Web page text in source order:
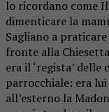
lo ricordano come
dimenticare la
Sagliano a
fronte alla
era il ‘regista’
parrocchiale: era
all’esterno la